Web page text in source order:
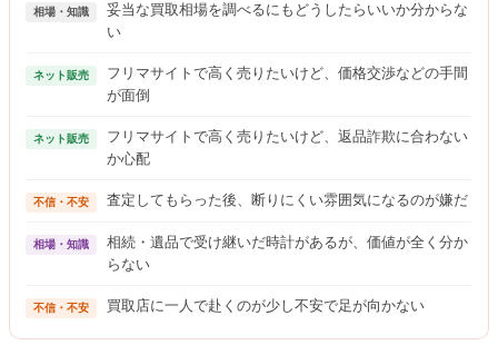
相場・知識
妥当な買取相場を調べるにもどうしたらいいか分からな
い
ネット販売
フリマサイトで高く売りたいけど、価格交渉などの手間
が面倒
ネット販売
フリマサイトで高く売りたいけど、返品詐欺に合わない
か心配
不信・不安 査定してもらった後、断りにくい雰囲気になるのが嫌だ
相場・知識
相続・遺品で受け継いだ時計があるが、価値が全く分か
らない
不信・不安 買取店に一人で赴くのが少し不安で足が向かない